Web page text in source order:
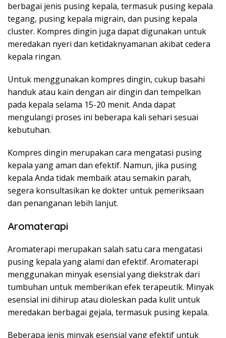
berbagai jenis pusing kepala, termasuk pusing kepala
tegang, pusing kepala migrain, dan pusing kepala
cluster. Kompres dingin juga dapat digunakan untuk
meredakan nyeri dan ketidaknyamanan akibat cedera
kepala ringan.
Untuk menggunakan kompres dingin, cukup basahi
handuk atau kain dengan air dingin dan tempelkan
pada kepala selama 15-20 menit. Anda dapat
mengulangi proses ini beberapa kali sehari sesuai
kebutuhan.
Kompres dingin merupakan cara mengatasi pusing
kepala yang aman dan efektif. Namun, jika pusing
kepala Anda tidak membaik atau semakin parah,
segera konsultasikan ke dokter untuk pemeriksaan
dan penanganan lebih lanjut.
Aromaterapi
Aromaterapi merupakan salah satu cara mengatasi
pusing kepala yang alami dan efektif. Aromaterapi
menggunakan minyak esensial yang diekstrak dari
tumbuhan untuk memberikan efek terapeutik. Minyak
esensial ini dihirup atau dioleskan pada kulit untuk
meredakan berbagai gejala, termasuk pusing kepala.
Beberapa jenis minyak esensial yang efektif untuk